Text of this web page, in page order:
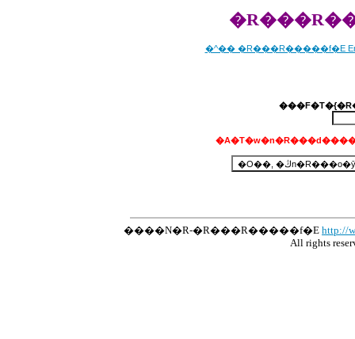
�^�� �R���R�����f�E
����N�R-�R���R�����f�E http://
All rights